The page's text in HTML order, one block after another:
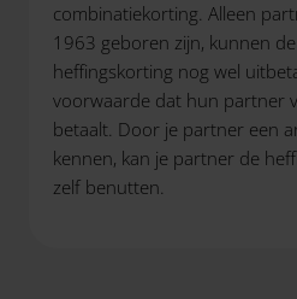
combinatiekorting. Alleen
1963 geboren zijn, kunnen
heffingskorting nog wel
voorwaarde dat hun partner
betaalt. Door je partner een
kennen, kan je partner de
zelf benutten.